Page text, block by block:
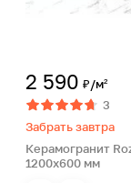
2 590 ₽/м²
3
Забрать завтра
Керамогранит
1200х600 мм